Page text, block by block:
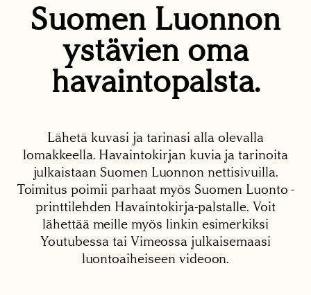
Suomen Luonnon
ystävien oma
havaintopalsta.
Lähetä kuvasi ja tarinasi alla olevalla
lomakkeella. Havaintokirjan kuvia ja tarinoita
julkaistaan Suomen Luonnon nettisivuilla.
Toimitus poimii parhaat myös Suomen Luonto -
printtilehden Havaintokirja-palstalle. Voit
lähettää meille myös linkin esimerkiksi
Youtubessa tai Vimeossa julkaisemaasi
luontoaiheiseen videoon.